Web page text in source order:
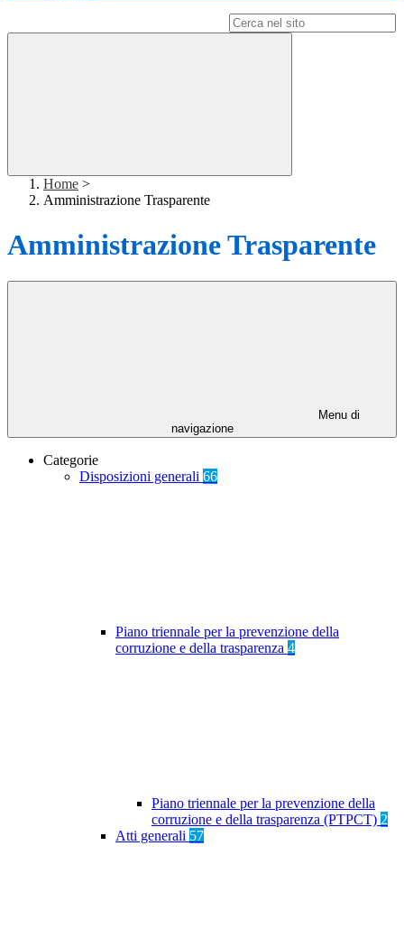
Home >
Amministrazione Trasparente
Amministrazione Trasparente
Menu di
navigazione
Categorie
Disposizioni generali 66
Piano triennale per la prevenzione della
corruzione e della trasparenza 4
Piano triennale per la prevenzione della
corruzione e della trasparenza (PTPCT) 2
Atti generali 57